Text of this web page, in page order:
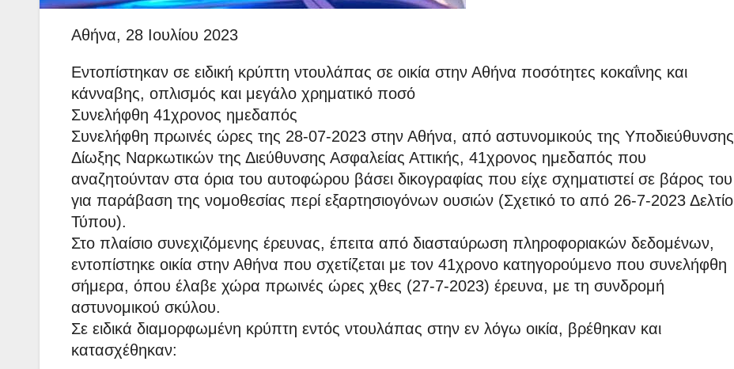
Αθήνα, 28 Ιουλίου 2023
Εντοπίστηκαν σε ειδική κρύπτη ντουλάπας σε οικία στην Αθήνα ποσότητες κοκαΐνης και
κάνναβης, οπλισμός και μεγάλο χρηματικό ποσό
Συνελήφθη 41χρονος ημεδαπός
Συνελήφθη πρωινές ώρες της 28-07-2023 στην Αθήνα, από αστυνομικούς της Υποδιεύθυνσης
Δίωξης Ναρκωτικών της Διεύθυνσης Ασφαλείας Αττικής, 41χρονος ημεδαπός που
αναζητούνταν στα όρια του αυτοφώρου βάσει δικογραφίας που είχε σχηματιστεί σε βάρος του
για παράβαση της νομοθεσίας περί εξαρτησιογόνων ουσιών (Σχετικό το από 26-7-2023 Δελτίο
Τύπου).
Στο πλαίσιο συνεχιζόμενης έρευνας, έπειτα από διασταύρωση πληροφοριακών δεδομένων,
εντοπίστηκε οικία στην Αθήνα που σχετίζεται με τον 41χρονο κατηγορούμενο που συνελήφθη
σήμερα, όπου έλαβε χώρα πρωινές ώρες χθες (27-7-2023) έρευνα, με τη συνδρομή
αστυνομικού σκύλου.
Σε ειδικά διαμορφωμένη κρύπτη εντός ντουλάπας στην εν λόγω οικία, βρέθηκαν και
κατασχέθηκαν: